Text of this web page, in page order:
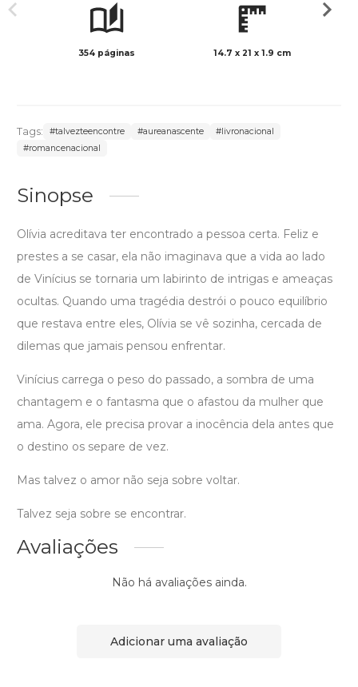
354 páginas 14.7 x 21 x 1.9 cm
Tags: #talvezteencontre #aureanascente
#livronacional
#romancenacional
Sinopse
Olívia acreditava ter encontrado a pessoa certa. Feliz e
prestes a se casar, ela não imaginava que a vida ao lado
de Vinícius se tornaria um labirinto de intrigas e ameaças
ocultas. Quando uma tragédia destrói o pouco equilíbrio
que restava entre eles, Olívia se vê sozinha, cercada de
dilemas que jamais pensou enfrentar.
Vinícius carrega o peso do passado, a sombra de uma
chantagem e o fantasma que o afastou da mulher que
ama. Agora, ele precisa provar a inocência dela antes que
o destino os separe de vez.
Mas talvez o amor não seja sobre voltar.
Talvez seja sobre se encontrar.
Avaliações
Não há avaliações ainda.
Adicionar uma avaliação